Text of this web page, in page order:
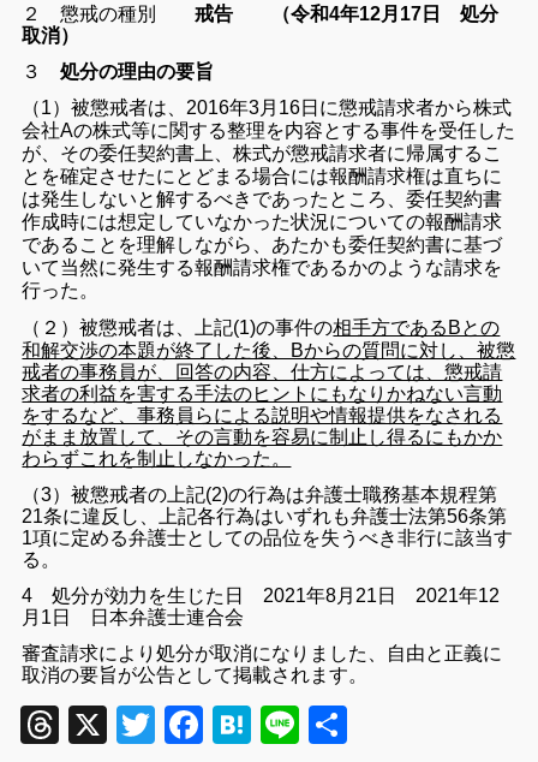
２ 懲戒の種別戒告 （令和4年12月17日 処分
取消）
３処分の理由の要旨
（1）被懲戒者は、2016年3月16日に懲戒請求者から株式
会社Aの株式等に関する整理を内容とする事件を受任した
が、その委任契約書上、株式が懲戒請求者に帰属するこ
とを確定させたにとどまる場合には報酬請求権は直ちに
は発生しないと解するべきであったところ、委任契約書
作成時には想定していなかった状況についての報酬請求
であることを理解しながら、あたかも委任契約書に基づ
いて当然に発生する報酬請求権であるかのような請求を
行った。
（２）被懲戒者は、上記(1)の事件の相手方であるBとの
和解交渉の本題が終了した後、Bからの質問に対し、被懲
戒者の事務員が、回答の内容、仕方によっては、懲戒請
求者の利益を害する手法のヒントにもなりかねない言動
をするなど、事務員らによる説明や情報提供をなされる
がまま放置して、その言動を容易に制止し得るにもかか
わらずこれを制止しなかった。
（3）被懲戒者の上記(2)の行為は弁護士職務基本規程第
21条に違反し、上記各行為はいずれも弁護士法第56条第
1項に定める弁護士としての品位を失うべき非行に該当す
る。
4 処分が効力を生じた日 2021年8月21日 2021年12
月1日 日本弁護士連合会
審査請求により処分が取消になりました、自由と正義に
取消の要旨が公告として掲載されます。
Threads
X TwitterFacebook
Hatena
Line